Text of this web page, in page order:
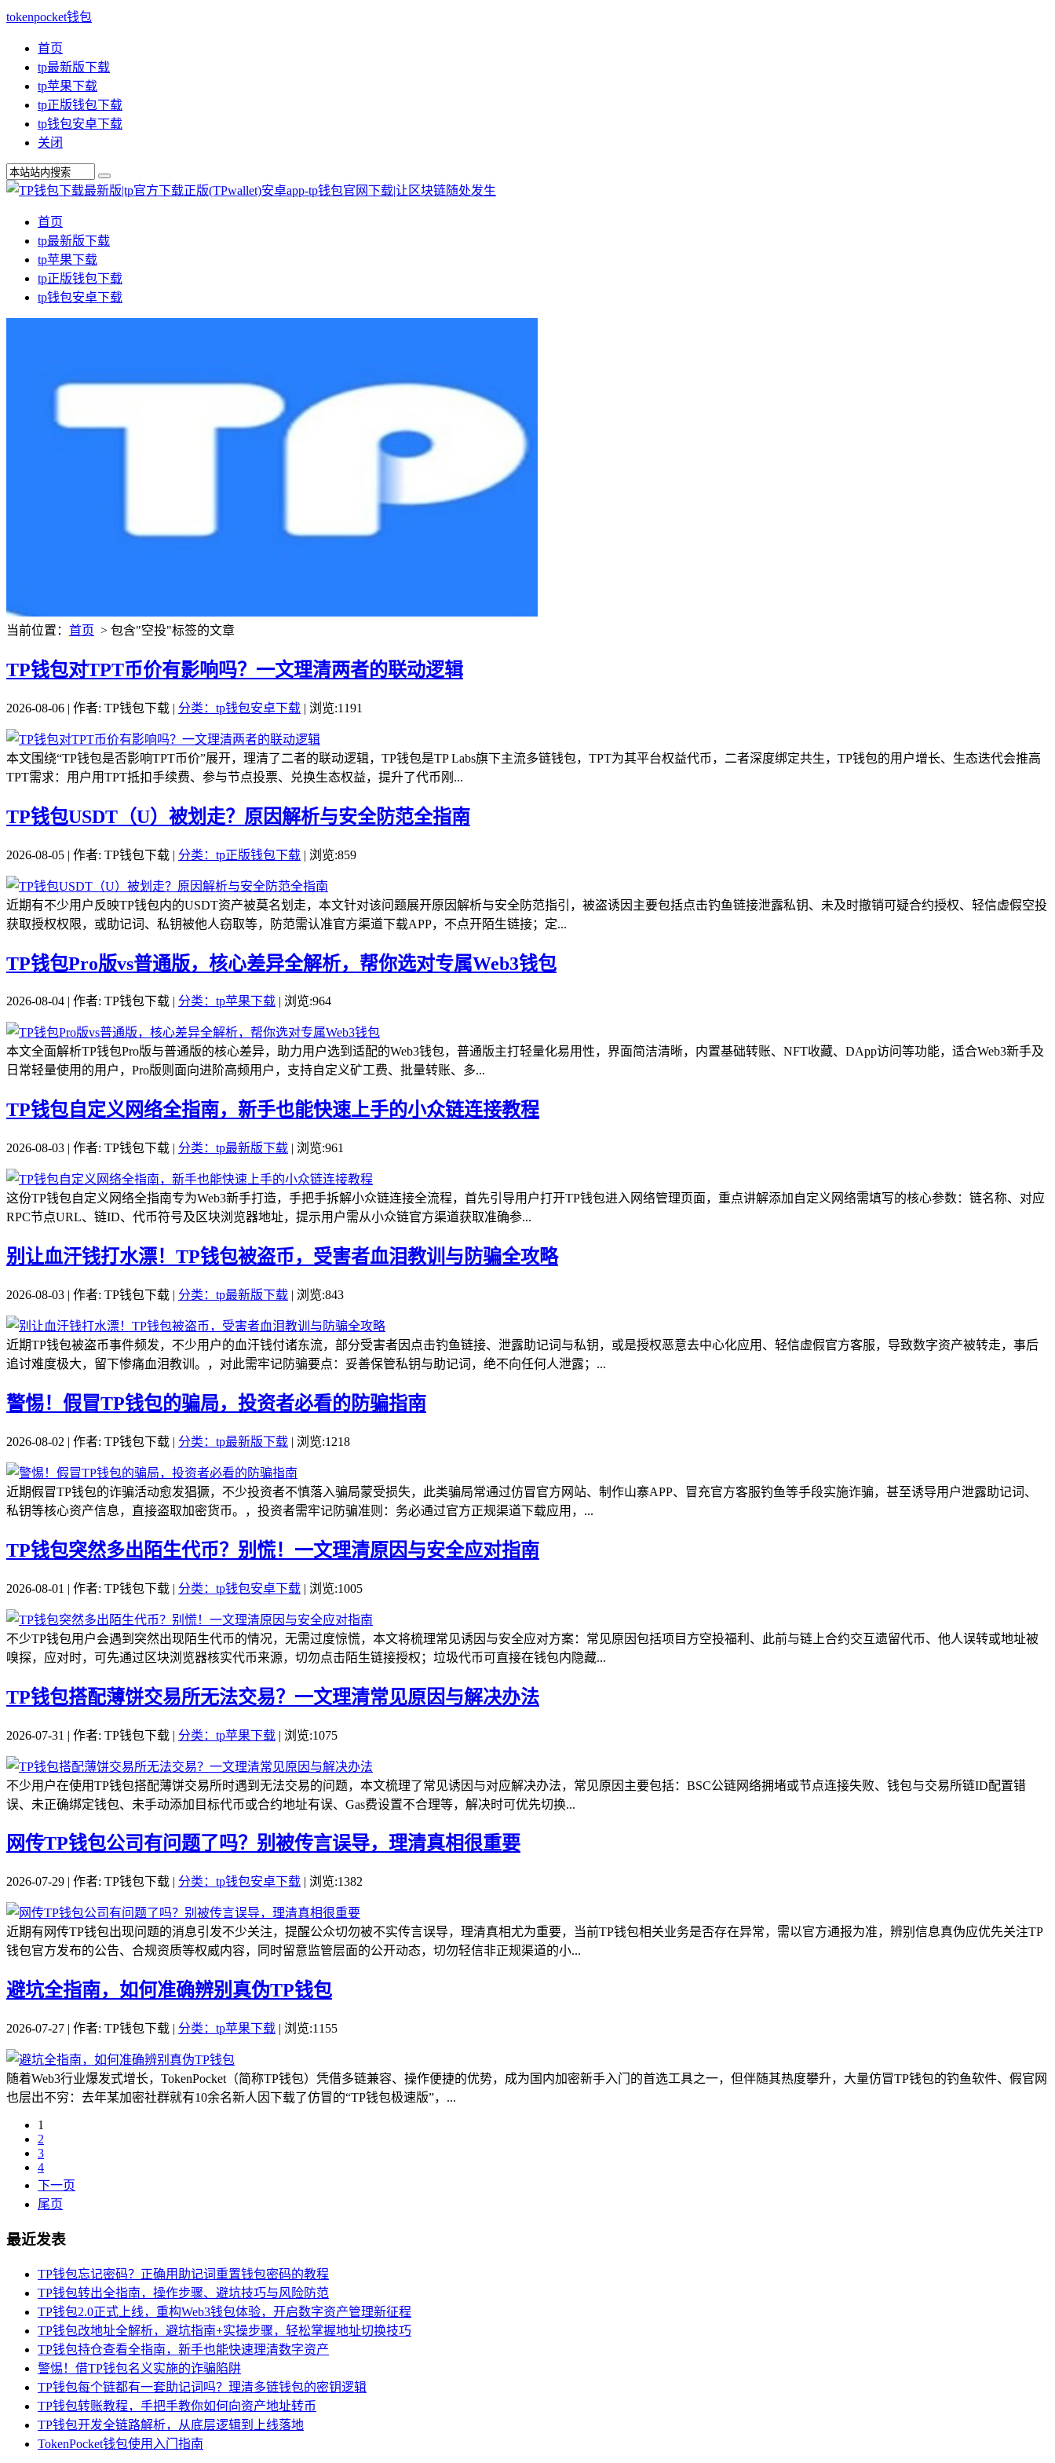
tokenpocket钱包
首页
tp最新版下载
tp苹果下载
tp正版钱包下载
tp钱包安卓下载
关闭
首页
tp最新版下载
tp苹果下载
tp正版钱包下载
tp钱包安卓下载
当前位置： 首页 > 包含"空投"标签的文章
TP钱包对TPT币价有影响吗？一文理清两者的联动逻辑
2026-08-06 | 作者: TP钱包下载 | 分类：tp钱包安卓下载 | 浏览:1191
本文围绕“TP钱包是否影响TPT币价”展开，理清了二者的联动逻辑，TP钱包是TP Labs旗下主流多链钱包，TPT为其平台权益代币，二者深度绑定共生，TP钱包的用户增长、生态迭代会推高
TPT需求：用户用TPT抵扣手续费、参与节点投票、兑换生态权益，提升了代币刚...
TP钱包USDT（U）被划走？原因解析与安全防范全指南
2026-08-05 | 作者: TP钱包下载 | 分类：tp正版钱包下载 | 浏览:859
近期有不少用户反映TP钱包内的USDT资产被莫名划走，本文针对该问题展开原因解析与安全防范指引，被盗诱因主要包括点击钓鱼链接泄露私钥、未及时撤销可疑合约授权、轻信虚假空投
获取授权权限，或助记词、私钥被他人窃取等，防范需认准官方渠道下载APP，不点开陌生链接；定...
TP钱包Pro版vs普通版，核心差异全解析，帮你选对专属Web3钱包
2026-08-04 | 作者: TP钱包下载 | 分类：tp苹果下载 | 浏览:964
本文全面解析TP钱包Pro版与普通版的核心差异，助力用户选到适配的Web3钱包，普通版主打轻量化易用性，界面简洁清晰，内置基础转账、NFT收藏、DApp访问等功能，适合Web3新手及
日常轻量使用的用户，Pro版则面向进阶高频用户，支持自定义矿工费、批量转账、多...
TP钱包自定义网络全指南，新手也能快速上手的小众链连接教程
2026-08-03 | 作者: TP钱包下载 | 分类：tp最新版下载 | 浏览:961
这份TP钱包自定义网络全指南专为Web3新手打造，手把手拆解小众链连接全流程，首先引导用户打开TP钱包进入网络管理页面，重点讲解添加自定义网络需填写的核心参数：链名称、对应
RPC节点URL、链ID、代币符号及区块浏览器地址，提示用户需从小众链官方渠道获取准确参...
别让血汗钱打水漂！TP钱包被盗币，受害者血泪教训与防骗全攻略
2026-08-03 | 作者: TP钱包下载 | 分类：tp最新版下载 | 浏览:843
近期TP钱包被盗币事件频发，不少用户的血汗钱付诸东流，部分受害者因点击钓鱼链接、泄露助记词与私钥，或是授权恶意去中心化应用、轻信虚假官方客服，导致数字资产被转走，事后
追讨难度极大，留下惨痛血泪教训。，对此需牢记防骗要点：妥善保管私钥与助记词，绝不向任何人泄露；...
警惕！假冒TP钱包的骗局，投资者必看的防骗指南
2026-08-02 | 作者: TP钱包下载 | 分类：tp最新版下载 | 浏览:1218
近期假冒TP钱包的诈骗活动愈发猖獗，不少投资者不慎落入骗局蒙受损失，此类骗局常通过仿冒官方网站、制作山寨APP、冒充官方客服钓鱼等手段实施诈骗，甚至诱导用户泄露助记词、
私钥等核心资产信息，直接盗取加密货币。，投资者需牢记防骗准则：务必通过官方正规渠道下载应用，...
TP钱包突然多出陌生代币？别慌！一文理清原因与安全应对指南
2026-08-01 | 作者: TP钱包下载 | 分类：tp钱包安卓下载 | 浏览:1005
不少TP钱包用户会遇到突然出现陌生代币的情况，无需过度惊慌，本文将梳理常见诱因与安全应对方案：常见原因包括项目方空投福利、此前与链上合约交互遗留代币、他人误转或地址被
嗅探，应对时，可先通过区块浏览器核实代币来源，切勿点击陌生链接授权；垃圾代币可直接在钱包内隐藏...
TP钱包搭配薄饼交易所无法交易？一文理清常见原因与解决办法
2026-07-31 | 作者: TP钱包下载 | 分类：tp苹果下载 | 浏览:1075
不少用户在使用TP钱包搭配薄饼交易所时遇到无法交易的问题，本文梳理了常见诱因与对应解决办法，常见原因主要包括：BSC公链网络拥堵或节点连接失败、钱包与交易所链ID配置错
误、未正确绑定钱包、未手动添加目标代币或合约地址有误、Gas费设置不合理等，解决时可优先切换...
网传TP钱包公司有问题了吗？别被传言误导，理清真相很重要
2026-07-29 | 作者: TP钱包下载 | 分类：tp钱包安卓下载 | 浏览:1382
近期有网传TP钱包出现问题的消息引发不少关注，提醒公众切勿被不实传言误导，理清真相尤为重要，当前TP钱包相关业务是否存在异常，需以官方通报为准，辨别信息真伪应优先关注TP
钱包官方发布的公告、合规资质等权威内容，同时留意监管层面的公开动态，切勿轻信非正规渠道的小...
避坑全指南，如何准确辨别真伪TP钱包
2026-07-27 | 作者: TP钱包下载 | 分类：tp苹果下载 | 浏览:1155
随着Web3行业爆发式增长，TokenPocket（简称TP钱包）凭借多链兼容、操作便捷的优势，成为国内加密新手入门的首选工具之一，但伴随其热度攀升，大量仿冒TP钱包的钓鱼软件、假官网
也层出不穷：去年某加密社群就有10余名新人因下载了仿冒的“TP钱包极速版”，...
1
2
3
4
下一页
尾页
最近发表
TP钱包忘记密码？正确用助记词重置钱包密码的教程
TP钱包转出全指南，操作步骤、避坑技巧与风险防范
TP钱包2.0正式上线，重构Web3钱包体验，开启数字资产管理新征程
TP钱包改地址全解析，避坑指南+实操步骤，轻松掌握地址切换技巧
TP钱包持仓查看全指南，新手也能快速理清数字资产
警惕！借TP钱包名义实施的诈骗陷阱
TP钱包每个链都有一套助记词吗？理清多链钱包的密钥逻辑
TP钱包转账教程，手把手教你如何向资产地址转币
TP钱包开发全链路解析，从底层逻辑到上线落地
TokenPocket钱包使用入门指南